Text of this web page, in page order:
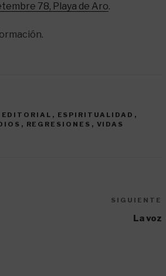
78, Playa de Aro.
EDITORIAL , ESPIRITUALIDAD ,
, REGRESIONES , VIDAS
SIGUIENTE
La voz